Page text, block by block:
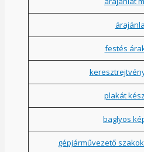
festés
plakát
baglyos
gépjárművezető